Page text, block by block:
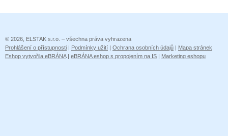
© 2026, ELSTAK s.r.o. – všechna práva vyhrazena
Prohlášení o přístupnosti | Podmínky užití | Ochrana osobních údajů | Mapa stránek
Eshop vytvořila eBRÁNA| eBRÁNA eshop s propojením na IS | Marketing eshopu